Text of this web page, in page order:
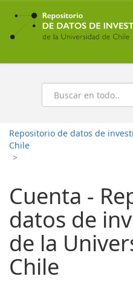
Ir
contenido
principal
Buscar
Repositorio de datos de
Chile
>
Cuenta -
datos de
de la
Chile